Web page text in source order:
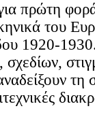
πρώτη
του
1920-
τη